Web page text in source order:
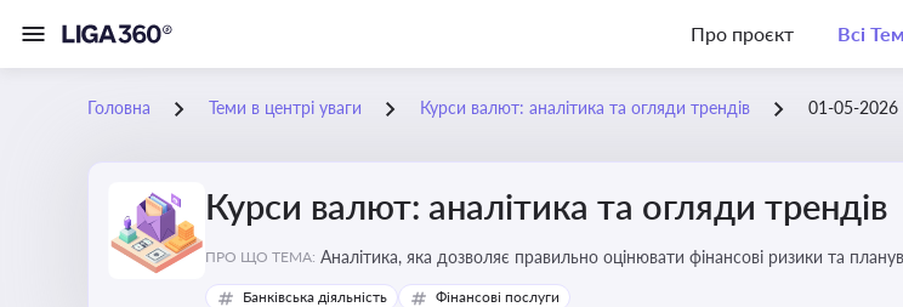
Про проєкт Всі
Головна Теми в центрі уваги Курси валют: аналітика та огляди трендів 01-05-2026
Курси валют: аналітика та огляди трендів
ПРО ЩО ТЕМА: Аналітика, яка дозволяє правильно оцінювати фінансові ризики та
продукції, ціни та прибутковість компанії
Банківська діяльність Фінансові послуги